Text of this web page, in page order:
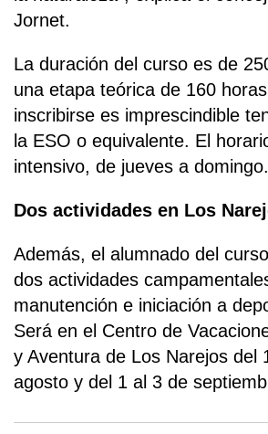
Jornet.
La duración del curso es de
una etapa teórica de 160
inscribirse es imprescindible
la ESO o equivalente. El
intensivo, de jueves a domingo.
Dos actividades en Los
Además, el alumnado del
dos actividades
manutención e iniciación a
Será en el Centro de
y Aventura de Los Narejos del
agosto y del 1 al 3 de